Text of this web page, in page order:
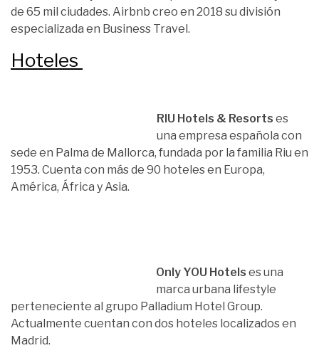
de 65 mil ciudades. Airbnb creo en 2018 su división
especializada en Business Travel.
Hoteles
RIU Hotels & Resorts es
una empresa española con
sede en Palma de Mallorca, fundada por la familia Riu en
1953. Cuenta con más de 90 hoteles en Europa,
América, África y Asia.
Only YOU Hotels es una
marca urbana lifestyle
perteneciente al grupo Palladium Hotel Group.
Actualmente cuentan con dos hoteles localizados en
Madrid.